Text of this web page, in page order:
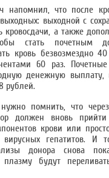
напомнил, что после
выходной с
кровосдачи, а также
стать почетным
кровь безвозмездно
60 раз.
денежную выплату,
рублей.
помнить, что
должен вновь
крови или
гепатитов. И
донора снова
будут